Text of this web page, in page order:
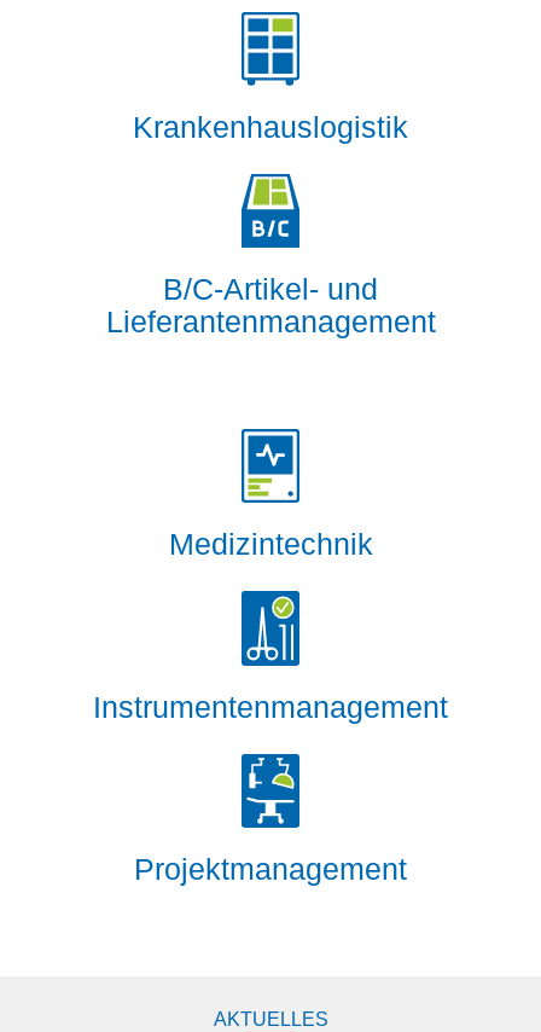
Krankenhauslogistik
B/C-Artikel- und
Lieferantenmanagement
Medizintechnik
Instrumentenmanagement
Projektmanagement
AKTUELLES